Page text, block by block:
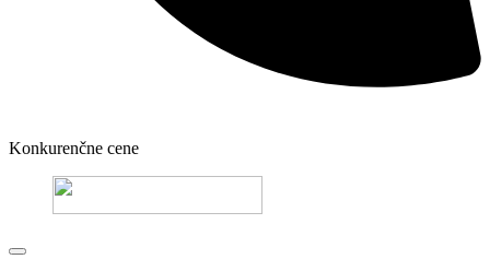
Konkurenčne cene